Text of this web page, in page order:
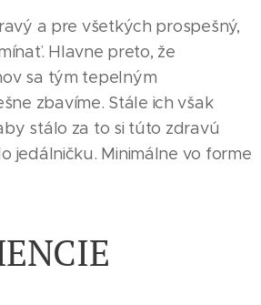
a pre všetkých prospešný,
Hlavne preto, že
sa tým tepelným
zbavíme. Stále ich však
stálo za to si túto zdravú
jedálničku. Minimálne vo forme